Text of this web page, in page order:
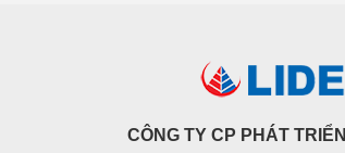
tòa
Tại Dự án
UBND
khăn
CÔNG TY CP PHÁT